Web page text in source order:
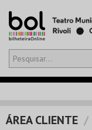
Olá,iniciar sessão
ÁREA CLIENTE